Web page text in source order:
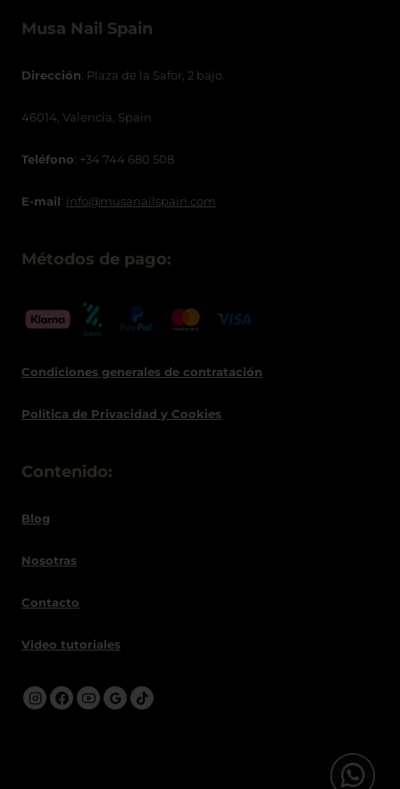
Musa Nail Spain
Dirección: Plaza de la Safor, 2 bajo.
46014, Valencia, Spain
Teléfono: +34 744 680 508
E-mail: info@musanailspain.com
Métodos de pago:
Condiciones generales de contratación
Política de Privacidad y Cookies
Contenido:
Blog
Nosotras
Contacto
Video tutoriales